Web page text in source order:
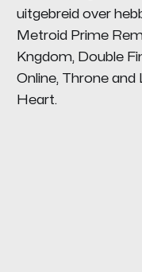
uitgebreid over
Metroid Prime
Kngdom, Double
Online, Throne
Heart.